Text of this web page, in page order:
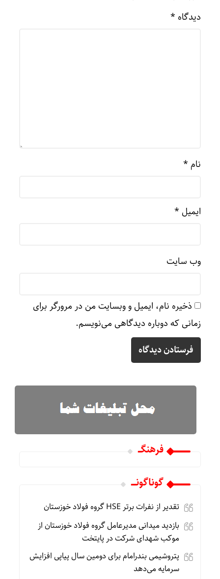
دیدگاه *
نام *
ایمیل *
وب‌ سایت
ذخیره نام، ایمیل و وبسایت من در مرورگر برای
زمانی که دوباره دیدگاهی می‌نویسم.
فرهنگـــ
گوناگونـــــ
تقدیر از نفرات برتر HSE گروه فولاد خوزستان
بازدید میدانی مدیرعامل گروه فولاد خوزستان از
موکب شهدای شرکت در پایتخت
پتروشیمی بندرامام برای دومین سال پیاپی افزایش
سرمایه می‌دهد